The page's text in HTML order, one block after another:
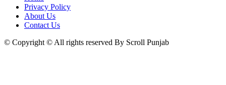
Privacy Policy
About Us
Contact Us
© Copyright © All rights reserved By Scroll Punjab